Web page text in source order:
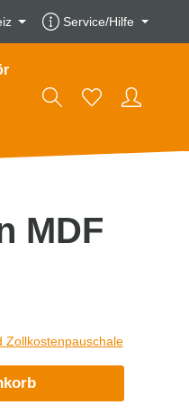
Service/Hilfe
MDF
Zollkostenpauschale